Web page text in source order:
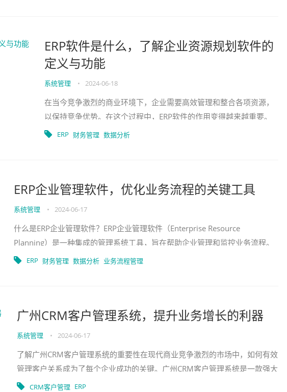
ERP软件是什么，了解企业资源规划软件的
定义与功能
系统管理 • 2024-06-18
在当今竞争激烈的商业环境下，企业需要高效管理和整合各项资源，
以保持竞争优势。在这个过程中，ERP软件的作用变得越来越重要。
那么，ERP软件到底是什么？本文将向您介绍企业资源规划软件的定
ERP 财务管理 数据分析
ERP企业管理软件，优化业务流程的关键工具
系统管理 • 2024-06-17
什么是ERP企业管理软件？ERP企业管理软件（Enterprise Resource
Planning）是一种集成的管理系统工具，旨在帮助企业管理和监控业务流程。
为什么需要ERP企业管理软件？在当今竞
ERP 财务管理 数据分析 业务流程管理
广州CRM客户管理系统，提升业务增长的利器
系统管理 • 2024-06-17
了解广州CRM客户管理系统的重要性在现代商业竞争激烈的市场中，如何有效
管理客户关系成为了每个企业成功的关键。广州CRM客户管理系统是一款强大
的工具，帮助企业管理和增进与客户的互动，提升销售和业务增长。
CRM客户管理 ERP